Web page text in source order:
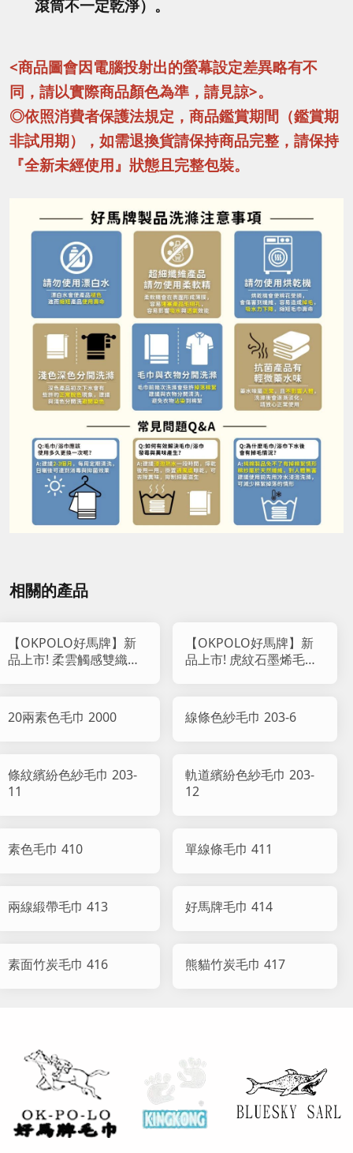
滾筒不一定乾淨）。
<商品圖會因電腦投射出的螢幕設定差異略有不
同，請以實際商品顏色為準，請見諒>。
◎依照消費者保護法規定，商品鑑賞期間（鑑賞期
非試用期），如需退換貨請保持商品完整，請保持
『全新未經使用』狀態且完整包裝。
相關的產品
【OKPOLO好馬牌】新
品上市! 柔雲觸感雙織紋
【OKPOLO好馬牌】新
品上市! 虎紋石墨烯毛巾
20兩素色毛巾 2000 線條色紗毛巾 203-6
條紋繽紛色紗毛巾 203-
11
軌道繽紛色紗毛巾 203-
12
素色毛巾 410 單線條毛巾 411
兩線緞帶毛巾 413 好馬牌毛巾 414
素面竹炭毛巾 416 熊貓竹炭毛巾 417